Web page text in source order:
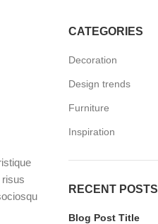
CATEGORIES
Decoration
Design trends
Furniture
Inspiration
RECENT POSTS
Blog Post Title